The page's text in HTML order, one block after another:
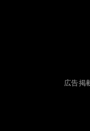
広告掲